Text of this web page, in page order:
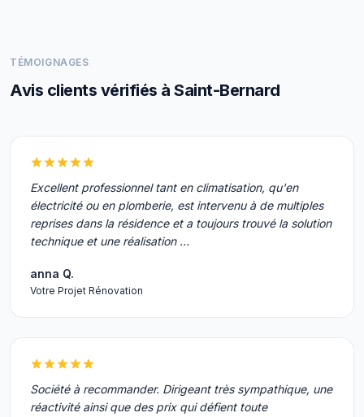
TÉMOIGNAGES
Avis clients vérifiés à Saint-Bernard
Excellent professionnel tant en climatisation, qu'en
électricité ou en plomberie, est intervenu à de multiples
reprises dans la résidence et a toujours trouvé la solution
technique et une réalisation …
anna Q.
Votre Projet Rénovation
Société à recommander. Dirigeant très sympathique, une
réactivité ainsi que des prix qui défient toute